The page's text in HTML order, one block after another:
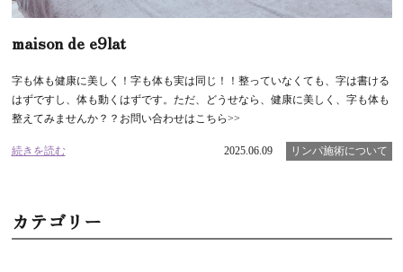
maison de e9lat
字も体も健康に美しく！字も体も実は同じ！！整っていなくても、字は書ける
はずですし、体も動くはずです。ただ、どうせなら、健康に美しく、字も体も
整えてみませんか？？お問い合わせはこちら>>
続きを読む 2025.06.09 リンパ施術について
カテゴリー